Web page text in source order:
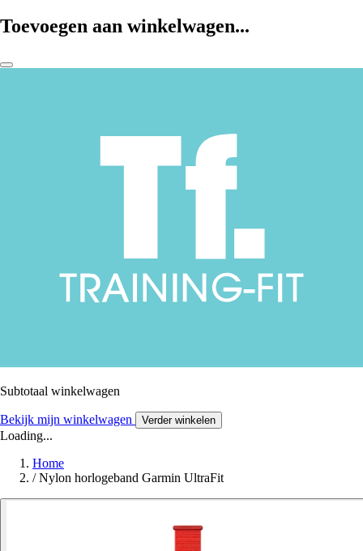
Toevoegen aan winkelwagen...
Subtotaal winkelwagen
Bekijk mijn winkelwagen Verder winkelen
Loading...
Home
/ Nylon horlogeband Garmin UltraFit